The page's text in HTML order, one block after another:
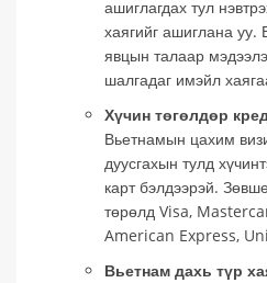
ашиглагдах тул
хаягийг ашиглана уу.
явцын талаар
шалгадаг имэйл
Хүчин төгөлдөр
Вьетнамын цахим
дуусгахын тулд
карт бэлдээрэй.
төрөлд Visa,
American Express,
Вьетнам дахь түр